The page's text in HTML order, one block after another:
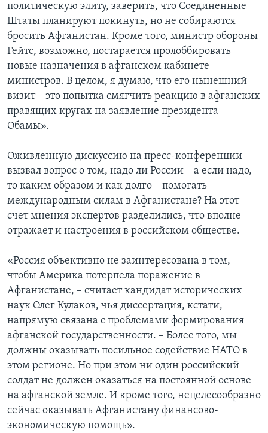
политическую элиту, заверить, что Соединенные
Штаты планируют покинуть, но не собираются
бросить Афганистан. Кроме того, министр обороны
Гейтс, возможно, постарается пролоббировать
новые назначения в афганском кабинете
министров. В целом, я думаю, что его нынешний
визит – это попытка смягчить реакцию в афганских
правящих кругах на заявление президента
Обамы».
Оживленную дискуссию на пресс-конференции
вызвал вопрос о том, надо ли России – а если надо,
то каким образом и как долго – помогать
международным силам в Афганистане? На этот
счет мнения экспертов разделились, что вполне
отражает и настроения в российском обществе.
«Россия объективно не заинтересована в том,
чтобы Америка потерпела поражение в
Афганистане, – считает кандидат исторических
наук Олег Кулаков, чья диссертация, кстати,
напрямую связана с проблемами формирования
афганской государственности. – Более того, мы
должны оказывать посильное содействие НАТО в
этом регионе. Но при этом ни один российский
солдат не должен оказаться на постоянной основе
на афганской земле. И кроме того, нецелесообразно
сейчас оказывать Афганистану финансово-
экономическую помощь».